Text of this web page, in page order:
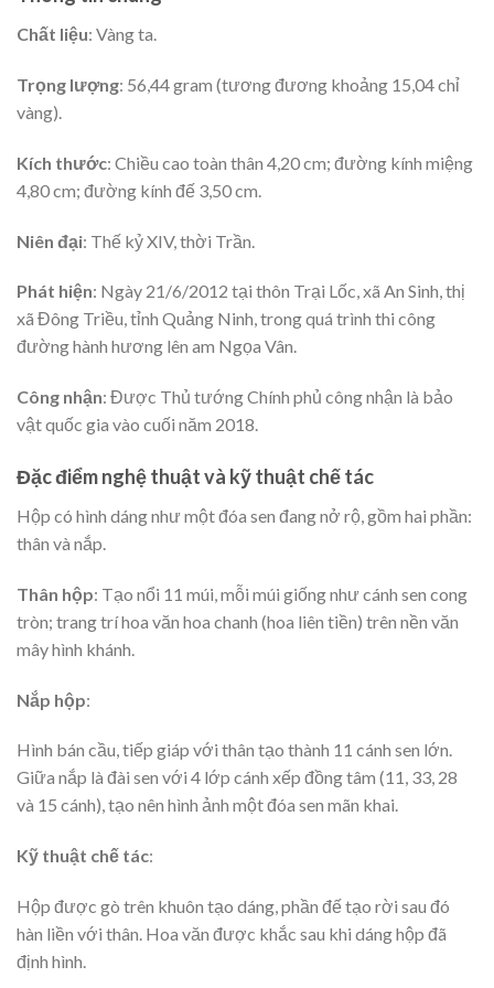
Chất liệu: Vàng ta.
Trọng lượng: 56,44 gram (tương đương khoảng 15,04 chỉ
vàng).
Kích thước: Chiều cao toàn thân 4,20 cm; đường kính miệng
4,80 cm; đường kính đế 3,50 cm.
Niên đại: Thế kỷ XIV, thời Trần.
Phát hiện: Ngày 21/6/2012 tại thôn Trại Lốc, xã An Sinh, thị
xã Đông Triều, tỉnh Quảng Ninh, trong quá trình thi công
đường hành hương lên am Ngọa Vân.
Công nhận: Được Thủ tướng Chính phủ công nhận là bảo
vật quốc gia vào cuối năm 2018.
Đặc điểm nghệ thuật và kỹ thuật chế tác
Hộp có hình dáng như một đóa sen đang nở rộ, gồm hai phần:
thân và nắp.
Thân hộp: Tạo nổi 11 múi, mỗi múi giống như cánh sen cong
tròn; trang trí hoa văn hoa chanh (hoa liên tiền) trên nền văn
mây hình khánh.
Nắp hộp:
Hình bán cầu, tiếp giáp với thân tạo thành 11 cánh sen lớn.
Giữa nắp là đài sen với 4 lớp cánh xếp đồng tâm (11, 33, 28
và 15 cánh), tạo nên hình ảnh một đóa sen mãn khai.
Kỹ thuật chế tác:
Hộp được gò trên khuôn tạo dáng, phần đế tạo rời sau đó
hàn liền với thân. Hoa văn được khắc sau khi dáng hộp đã
định hình.